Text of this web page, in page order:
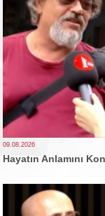
09.08.2026
Hayatın Anlamını